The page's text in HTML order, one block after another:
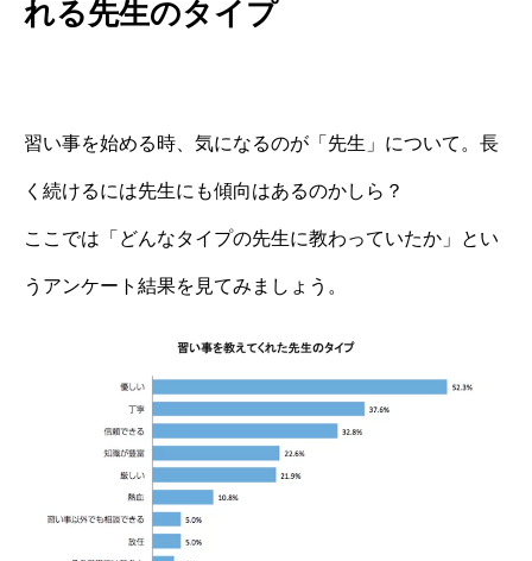
れる先生のタイプ
習い事を始める時、気になるのが「先生」について。長
く続けるには先生にも傾向はあるのかしら？
ここでは「どんなタイプの先生に教わっていたか」とい
うアンケート結果を見てみましょう。